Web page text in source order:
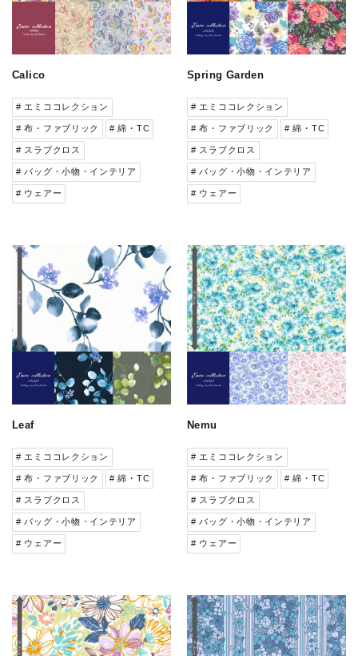
Calico
# エミココレクション
# 布・ファブリック # 綿・TC
# スラブクロス
# バッグ・小物・インテリア
# ウェアー
Spring Garden
# エミココレクション
# 布・ファブリック # 綿・TC
# スラブクロス
# バッグ・小物・インテリア
# ウェアー
Leaf
# エミココレクション
# 布・ファブリック # 綿・TC
# スラブクロス
# バッグ・小物・インテリア
# ウェアー
Nemu
# エミココレクション
# 布・ファブリック # 綿・TC
# スラブクロス
# バッグ・小物・インテリア
# ウェアー